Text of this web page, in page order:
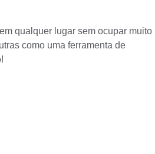
qualquer lugar sem ocupar muito
como uma ferramenta de